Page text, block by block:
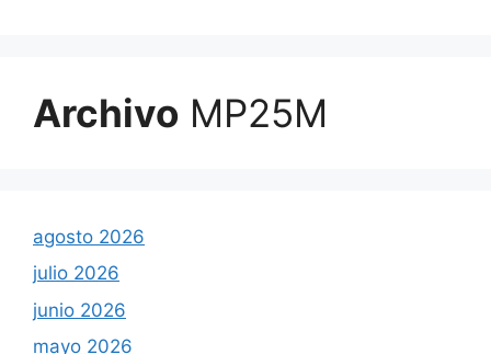
Archivo MP25M
agosto 2026
julio 2026
junio 2026
mayo 2026